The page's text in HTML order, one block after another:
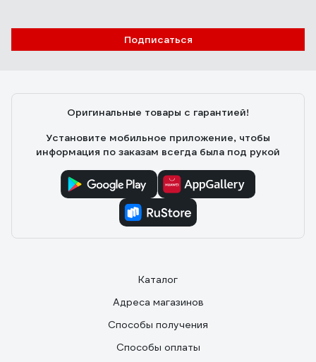
Подписаться
Оригинальные товары с гарантией!
Установите мобильное приложение, чтобы
информация по заказам всегда была под рукой
Каталог
Адреса магазинов
Способы получения
Способы оплаты